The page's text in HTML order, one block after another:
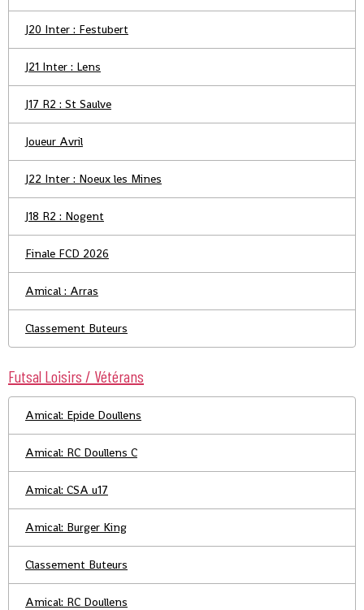
J20 Inter : Festubert
J21 Inter : Lens
J17 R2 : St Saulve
Joueur Avril
J22 Inter : Noeux les Mines
J18 R2 : Nogent
Finale FCD 2026
Amical : Arras
Classement Buteurs
Futsal Loisirs / Vétérans
Amical: Epide Doullens
Amical: RC Doullens C
Amical: CSA u17
Amical: Burger King
Classement Buteurs
Amical: RC Doullens